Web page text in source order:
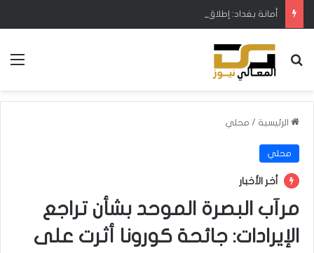
بحث عن
الرئيسية / محلي
محلي
أخر الأخبار
مرآب البصرة الموحد بشأن تراجع
الإيرادات: جائحة كورونا أثرت على